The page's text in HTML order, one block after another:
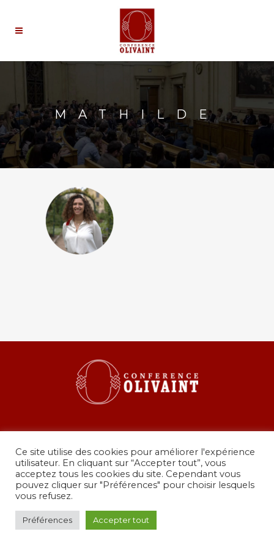
MATHILDE
36 rue de Grenelle, 75007 Paris
presidence@conferenceolivaint.fr
© Copyright 2024 - Conférence Olivaint -
Ce site utilise des cookies pour améliorer l'expérience
utilisateur. En cliquant sur “Accepter tout”, vous
acceptez tous les cookies du site. Cependant vous
pouvez cliquer sur "Préférences" pour choisir lesquels
vous refusez.
Préférences Accepter tout